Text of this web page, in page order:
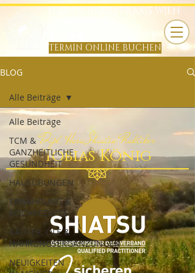
HARA SHIATSU PRAXIS WIEN
TERMIN ONLINE BUCHEN
B
BLOG
Alle Beiträge
TCM &
GANZHEITLICHE
GESUNDHEIT
HAUSÜBUNGEN
ERNÄHRUNG &
KOCHREZEPTE
KÄUTER, ÖLE &
NAHRUNGSERGÄNZUNGEN
NEUIGKEITEN
Alle Beiträge
Dipl. Hara Shiatsu Praktiker
Tobias König